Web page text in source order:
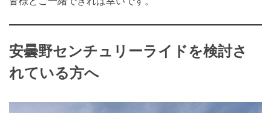
安曇野センチュリーライドを検討さ
れている方へ